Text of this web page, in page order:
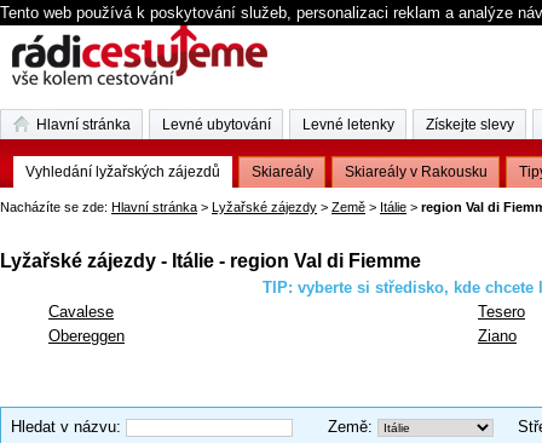
Tento web používá k poskytování služeb, personalizaci reklam a analýze
Nacházíte se zde: Hlavní stránka > Lyžařské zájezdy > Země > Itálie > region Val di
Lyžařské zájezdy - Itálie - region Val di Fiemme
TIP: vyberte si středisko, kde chcete
Cavalese
Obereggen
Tesero
Ziano
Hledat v názvu: Země:
Hlavní stránka Levné ubytování Levné letenky Získejte slevy
Vyhledání lyžařských zájezdů Skiareály Skiareály v Rakousku